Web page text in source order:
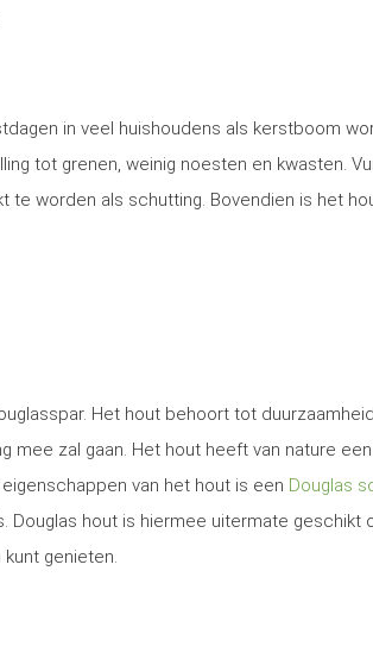
in veel huishoudens als kerstboom
tot grenen, weinig noesten en kwasten.
worden als schutting. Bovendien is het
Het hout behoort tot
mee zal gaan. Het hout heeft van nature
van het hout is een Douglas
hout is hiermee uitermate geschikt
genieten.